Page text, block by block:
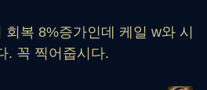
복 8%증가인데 케일 w와 시
. 꼭 찍어줍시다.